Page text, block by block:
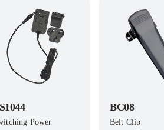
Power
BC08
Belt Clip